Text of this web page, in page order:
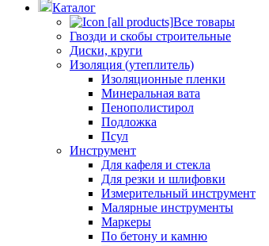
Каталог
Все товары
Гвозди и скобы строительные
Диски, круги
Изоляция (утеплитель)
Изоляционные пленки
Минеральная вата
Пенополистирол
Подложка
Псул
Инструмент
Для кафеля и стекла
Для резки и шлифовки
Измерительный инструмент
Малярные инструменты
Маркеры
По бетону и камню